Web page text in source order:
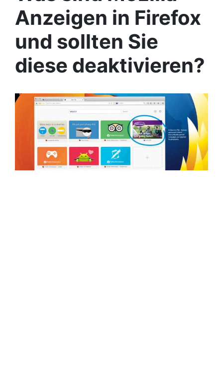
Anzeigen in Firefox
und sollten Sie
diese deaktivieren?